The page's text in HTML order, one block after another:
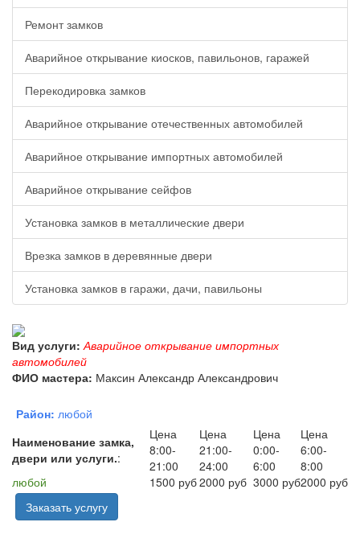
Ремонт замков
Аварийное открывание киосков, павильонов, гаражей
Перекодировка замков
Аварийное открывание отечественных автомобилей
Аварийное открывание импортных автомобилей
Аварийное открывание сейфов
Установка замков в металлические двери
Врезка замков в деревянные двери
Установка замков в гаражи, дачи, павильоны
Вид услуги:Аварийное открывание импортных
автомобилей
ФИО мастера: Максин Александр Александрович
Район: любой
Наименование замка,
двери или услуги.:
Цена
8:00-
21:00
Цена
21:00-
24:00
Цена
0:00-
6:00
Цена
6:00-
8:00
любой
1500 руб2000 руб 3000 руб2000 руб
Заказать услугу